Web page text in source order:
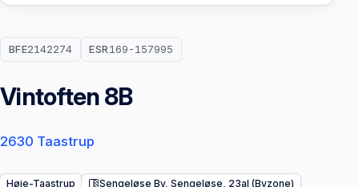
BFE2142274 ESR169-157995
Vintoften 8B
2630 Taastrup
Høje-Taastrup
Sengeløse By, Sengeløse, 23al (Byzone)